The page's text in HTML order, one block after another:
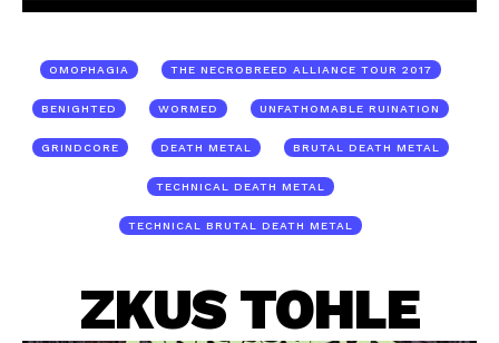
OMOPHAGIA THE NECROBREED ALLIANCE TOUR 2017
BENIGHTED WORMED UNFATHOMABLE RUINATION
GRINDCORE DEATH METAL BRUTAL DEATH METAL
TECHNICAL DEATH METAL
TECHNICAL BRUTAL DEATH METAL
ZKUS TOHLE